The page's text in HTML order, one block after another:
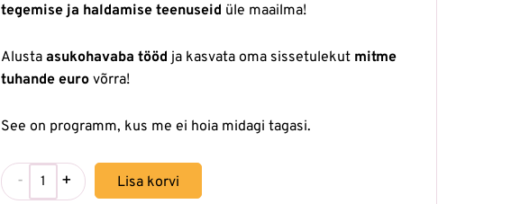
tegemise ja haldamise teenuseid üle maailma!
Alustaasukohavaba tööd ja kasvata oma sissetulekut mitme
tuhande euro võrra!
See on programm, kus me ei hoia midagi tagasi.
- + Lisa korvi